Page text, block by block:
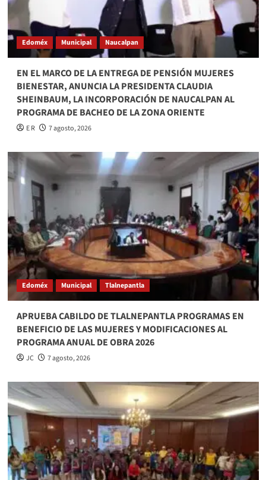
Edoméx Municipal Naucalpan
EN EL MARCO DE LA ENTREGA DE PENSIÓN MUJERES
BIENESTAR, ANUNCIA LA PRESIDENTA CLAUDIA
SHEINBAUM, LA INCORPORACIÓN DE NAUCALPAN AL
PROGRAMA DE BACHEO DE LA ZONA ORIENTE
E R 7 agosto, 2026
Edoméx Municipal Tlalnepantla
APRUEBA CABILDO DE TLALNEPANTLA PROGRAMAS EN
BENEFICIO DE LAS MUJERES Y MODIFICACIONES AL
PROGRAMA ANUAL DE OBRA 2026
JC 7 agosto, 2026